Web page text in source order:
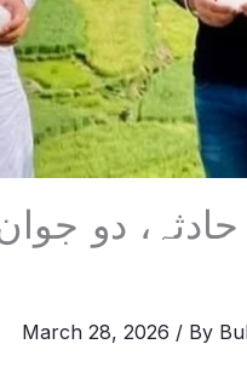
حادثہ، دو
March 28, 2026 / By